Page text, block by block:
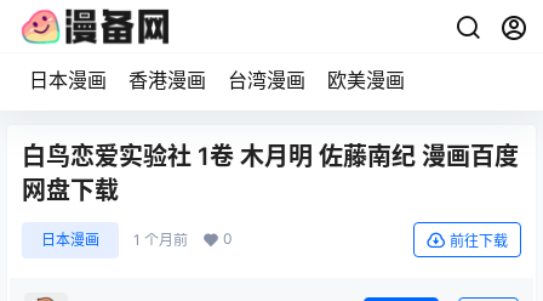
日本漫画 香港漫画 台湾漫画 欧美漫画
白鸟恋爱实验社 1卷 木月明 佐藤南纪 漫画百度
网盘下载
日本漫画 1 个月前 0 前往下载